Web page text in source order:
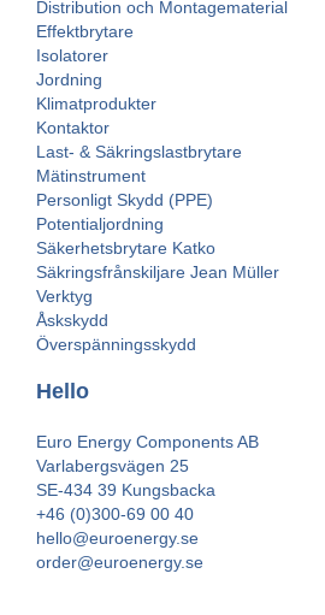
Distribution och Montagematerial
Effektbrytare
Isolatorer
Jordning
Klimatprodukter
Kontaktor
Last- & Säkringslastbrytare
Mätinstrument
Personligt Skydd (PPE)
Potentialjordning
Säkerhetsbrytare Katko
Säkringsfrånskiljare Jean Müller
Verktyg
Åskskydd
Överspänningsskydd
Hello
Euro Energy Components AB
Varlabergsvägen 25
SE-434 39 Kungsbacka
+46 (0)300-69 00 40
hello@euroenergy.se
order@euroenergy.se